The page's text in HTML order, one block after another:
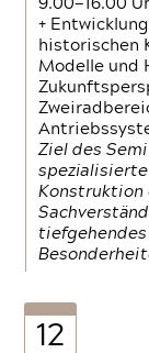
9.00—16.00
+
historischen
Modelle und
Ziel des
Konstruktion
12